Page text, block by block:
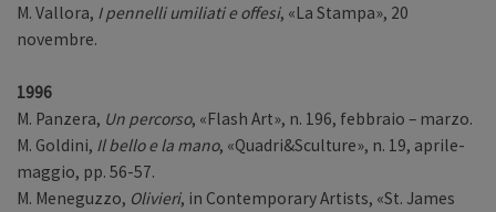
M. Vallora, I pennelli umiliati e offesi, «La Stampa», 20
novembre.
1996
M. Panzera, Un percorso, «Flash Art», n. 196, febbraio – marzo.
M. Goldini, Il bello e la mano, «Quadri&Sculture», n. 19, aprile-
maggio, pp. 56-57.
M. Meneguzzo, Olivieri, in Contemporary Artists, «St. James